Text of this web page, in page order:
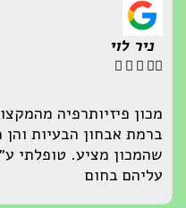
ניר לוי

מכון פיזיותרפיה
ברמת אבחון הבעיות
שהמכון מציע. טופלתי
עליהם בחום